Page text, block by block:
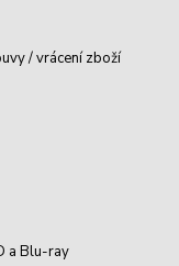
/ vrácení zboží
a Blu-ray